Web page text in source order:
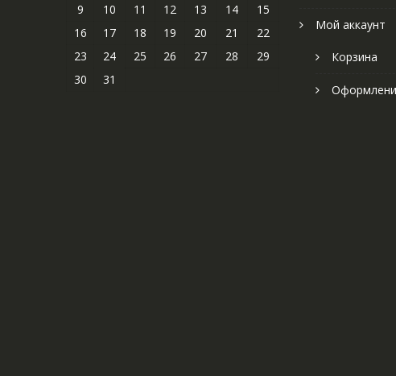
9
10 11 12 13 14
15
16
17 18 19 20 21
22
23
24 25 26 27 28
29
30
31
Мой аккаунт
Корзина